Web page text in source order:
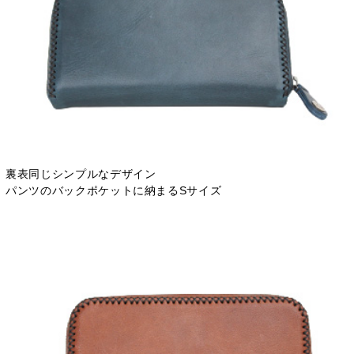
裏表同じシンプルなデザイン
パンツのバックポケットに納まるSサイズ